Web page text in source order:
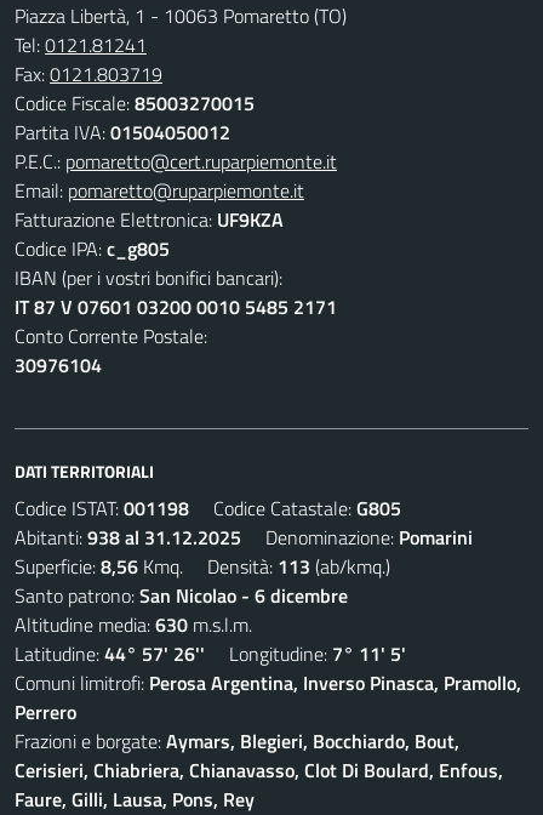
Piazza Libertà, 1 - 10063 Pomaretto (TO)
Tel:0121.81241
Fax:0121.803719
Codice Fiscale:85003270015
Partita IVA:01504050012
P.E.C.: pomaretto@cert.ruparpiemonte.it
Email: pomaretto@ruparpiemonte.it
Fatturazione Elettronica: UF9KZA
Codice IPA:c_g805
IBAN (per i vostri bonifici bancari):
IT 87 V 07601 03200 0010 5485 2171
Conto Corrente Postale:
30976104
DATI TERRITORIALI
Codice ISTAT:001198 Codice Catastale:G805
Abitanti:938 al 31.12.2025 Denominazione: Pomarini
Superficie:8,56 Kmq. Densità: 113 (ab/kmq.)
Santo patrono:San Nicolao - 6 dicembre
Altitudine media:630 m.s.l.m.
Latitudine:44° 57' 26'' Longitudine: 7° 11' 5'
Comuni limitrofi: Perosa Argentina, Inverso Pinasca, Pramollo,
Perrero
Frazioni e borgate:Aymars, Blegieri, Bocchiardo, Bout,
Cerisieri, Chiabriera, Chianavasso, Clot Di Boulard, Enfous,
Faure, Gilli, Lausa, Pons, Rey